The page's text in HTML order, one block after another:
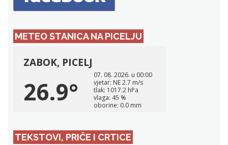
METEO STANICA NA PICELJU
TEKSTOVI, PRIČE I CRTICE